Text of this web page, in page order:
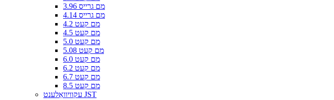
3.96 מם גרייס
4.14 מם גרייס
4.2 מם קעט
4.5 מם קעט
5.0 מם קעט
5.08 מם קעט
6.0 מם קעט
6.2 מם קעט
6.7 מם קעט
8.5 מם קעט
עקוויוואַלענט JST